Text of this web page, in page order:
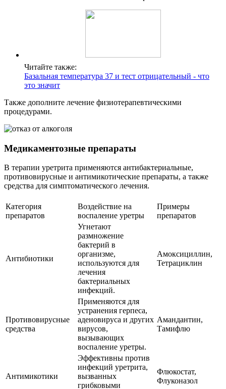
Читайте также:
Базальная температура 37 и тест отрицательный - что
это значит
Также дополните лечение физиотерапевтическими
процедурами.
Медикаментозные препараты
В терапии уретрита применяются антибактериальные,
противовирусные и антимикотические препараты, а также
средства для симптоматического лечения.
Категория
препаратов
Воздействие на
воспаление уретры
Примеры
препаратов
Антибиотики
Угнетают
размножение
бактерий в
организме,
используются для
лечения
бактериальных
инфекций.
Амоксициллин,
Тетрациклин
Противовирусные
средства
Применяются для
устранения герпеса,
аденовируса и других
вирусов,
вызывающих
воспаление уретры.
Амандантин,
Тамифлю
Антимикотики
Эффективны против
инфекций уретрита,
вызванных
грибковыми
Флюкостат,
Флуконазол